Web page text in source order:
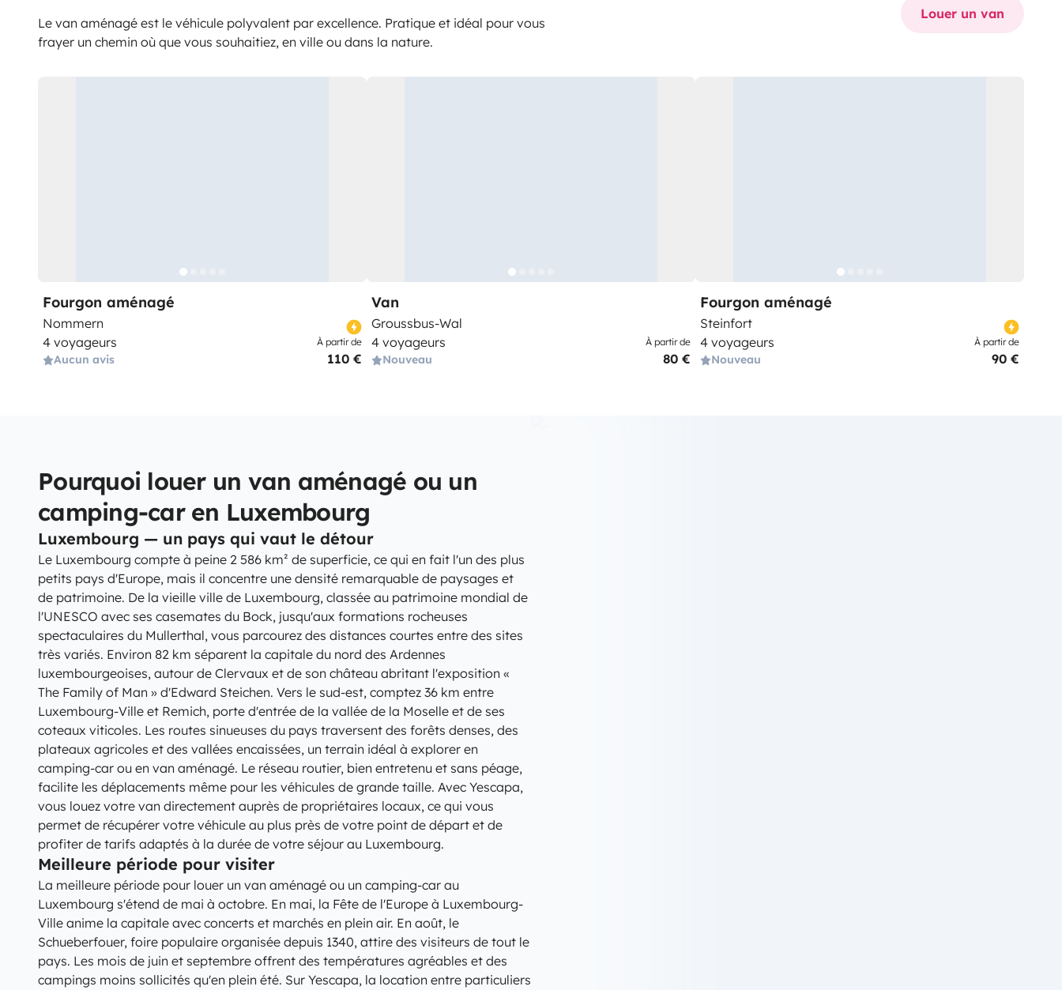
Le van aménagé est le véhicule polyvalent par excellence. Pratique et idéal pour vous
frayer un chemin où que vous souhaitiez, en ville ou dans la nature.
Louer un van
Fourgon aménagé
Nommern
4 voyageurs
Aucun avis
À partir de
110 €
Van
Groussbus-Wal
4 voyageurs
Nouveau
À partir de
80 €
Fourgon aménagé
Steinfort
4 voyageurs
Nouveau
À partir de
90 €
Pourquoi louer un van aménagé ou un
camping-car en Luxembourg
Luxembourg — un pays qui vaut le détour
Le Luxembourg compte à peine 2 586 km² de superficie, ce qui en fait l'un des plus
petits pays d'Europe, mais il concentre une densité remarquable de paysages et
de patrimoine. De la vieille ville de Luxembourg, classée au patrimoine mondial de
l'UNESCO avec ses casemates du Bock, jusqu'aux formations rocheuses
spectaculaires du Mullerthal, vous parcourez des distances courtes entre des sites
très variés. Environ 82 km séparent la capitale du nord des Ardennes
luxembourgeoises, autour de Clervaux et de son château abritant l'exposition «
The Family of Man » d'Edward Steichen. Vers le sud-est, comptez 36 km entre
Luxembourg-Ville et Remich, porte d'entrée de la vallée de la Moselle et de ses
coteaux viticoles. Les routes sinueuses du pays traversent des forêts denses, des
plateaux agricoles et des vallées encaissées, un terrain idéal à explorer en
camping-car ou en van aménagé. Le réseau routier, bien entretenu et sans péage,
facilite les déplacements même pour les véhicules de grande taille. Avec Yescapa,
vous louez votre van directement auprès de propriétaires locaux, ce qui vous
permet de récupérer votre véhicule au plus près de votre point de départ et de
profiter de tarifs adaptés à la durée de votre séjour au Luxembourg.
Meilleure période pour visiter
La meilleure période pour louer un van aménagé ou un camping-car au
Luxembourg s'étend de mai à octobre. En mai, la Fête de l'Europe à Luxembourg-
Ville anime la capitale avec concerts et marchés en plein air. En août, le
Schueberfouer, foire populaire organisée depuis 1340, attire des visiteurs de tout le
pays. Les mois de juin et septembre offrent des températures agréables et des
campings moins sollicités qu'en plein été. Sur Yescapa, la location entre particuliers